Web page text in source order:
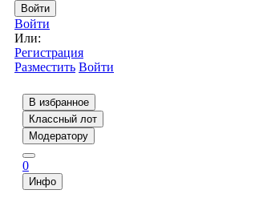
Войти
Войти
Или:
Регистрация
Разместить Войти
В избранное
Классный лот
Модератору
0
Инфо